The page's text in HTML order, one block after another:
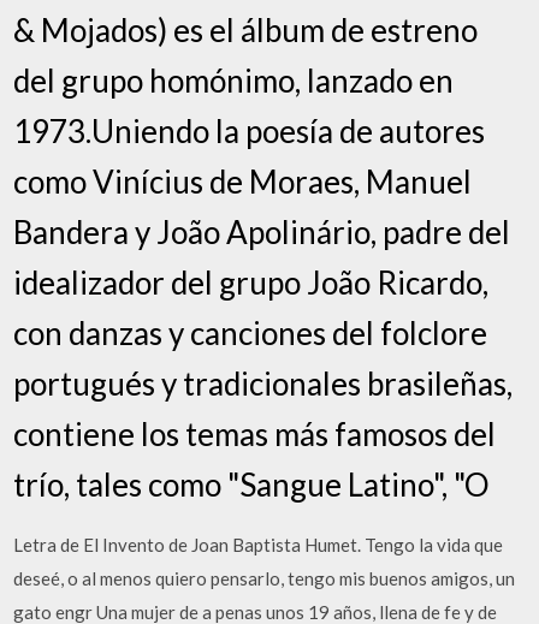
& Mojados) es el álbum de estreno
del grupo homónimo, lanzado en
1973.Uniendo la poesía de autores
como Vinícius de Moraes, Manuel
Bandera y João Apolinário, padre del
idealizador del grupo João Ricardo,
con danzas y canciones del folclore
portugués y tradicionales brasileñas,
contiene los temas más famosos del
trío, tales como "Sangue Latino", "O
Letra de El Invento de Joan Baptista Humet. Tengo la vida que
deseé, o al menos quiero pensarlo, tengo mis buenos amigos, un
gato engr Una mujer de a penas unos 19 años, llena de fe y de